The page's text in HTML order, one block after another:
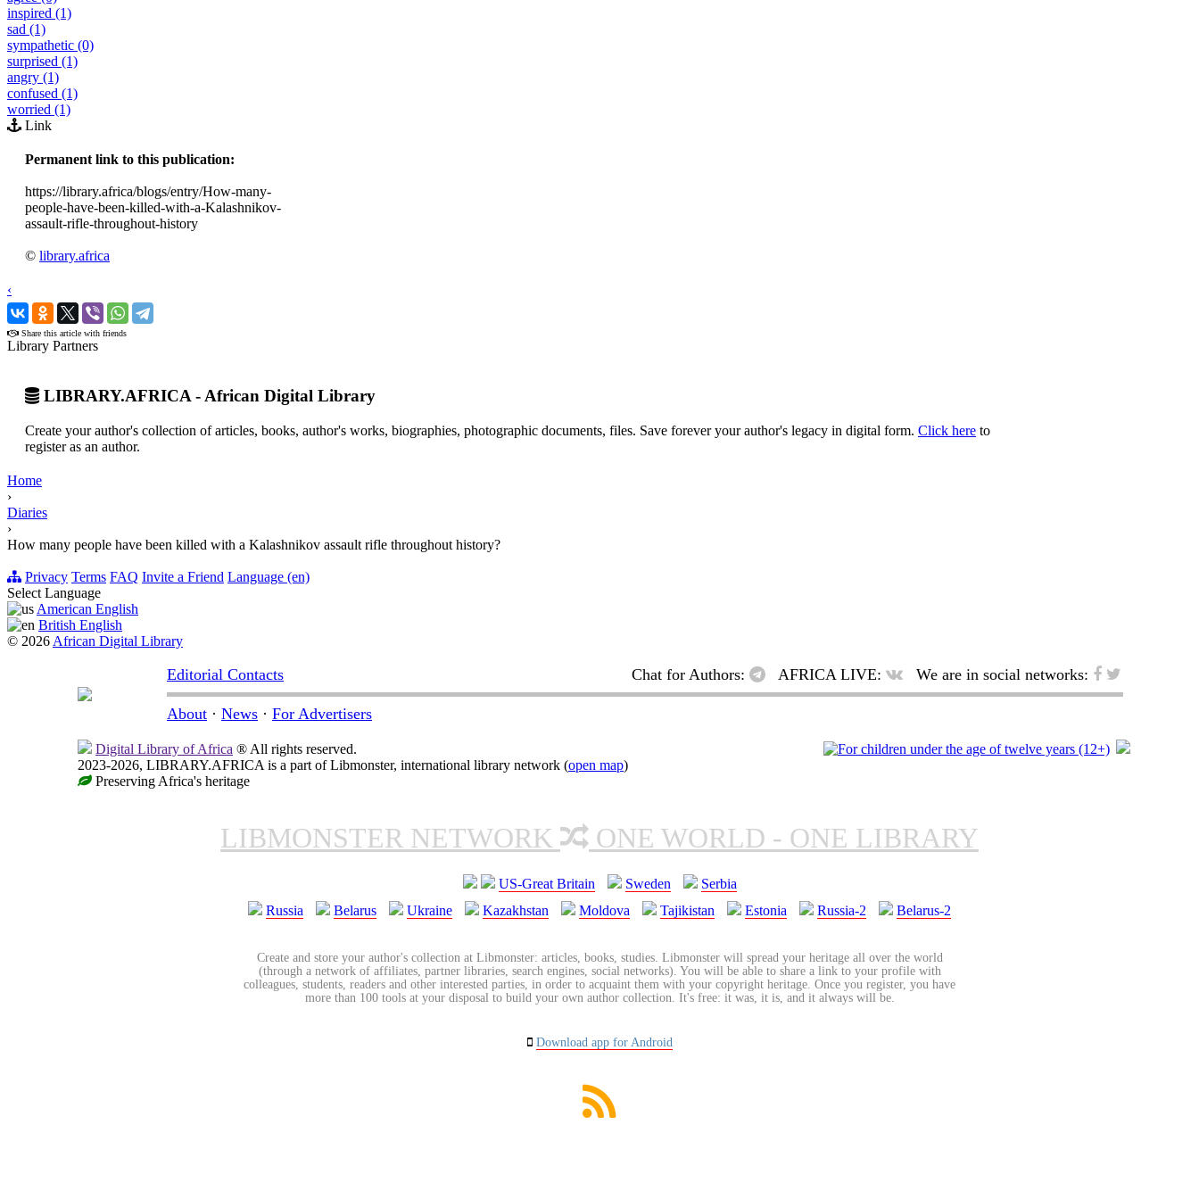
inspired (1)
sad (1)
sympathetic (0)
surprised (1)
angry (1)
confused (1)
worried (1)
Link
Permanent link to this publication:
https://library.africa/blogs/entry/How-many-
people-have-been-killed-with-a-Kalashnikov-
assault-rifle-throughout-history
© library.africa
‹
›
Share this article with friends
Library Partners
LIBRARY.AFRICA - African Digital Library
Create your author's collection of articles, books, author's works, biographies, photographic documents, files. Save forever your author's legacy in digital form. Click here to
register as an author.
Home
›
Diaries
›
How many people have been killed with a Kalashnikov assault rifle throughout history?
Privacy Terms FAQ Invite a Friend Language (en)
Select Language
American English
British English
© 2026 African Digital Library
Editorial Contacts Chat for Authors: AFRICA LIVE: We are in social networks:
About · News · For Advertisers
Digital Library of Africa ® All rights reserved.
2023-2026, LIBRARY.AFRICA is a part of Libmonster, international library network (open map)
Preserving Africa's heritage
LIBMONSTER NETWORK ONE WORLD - ONE LIBRARY
US-Great Britain Sweden
Serbia
Russia
Belarus Ukraine Kazakhstan Moldova Tajikistan Estonia Russia-2 Belarus-2
Create and store your author's collection at Libmonster: articles, books, studies. Libmonster will spread your heritage all over the world
(through a network of affiliates, partner libraries, search engines, social networks). You will be able to share a link to your profile with
colleagues, students, readers and other interested parties, in order to acquaint them with your copyright heritage. Once you register, you have
more than 100 tools at your disposal to build your own author collection. It's free: it was, it is, and it always will be.
Download app for Android